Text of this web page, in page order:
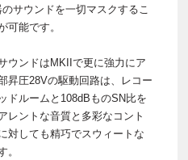
サウンドを一切マスクするこ
可能です。
ウンドはMKIIで更に強力にア
昇圧28Vの駆動回路は、レコー
ドルームと108dBものSN比を
レントな音質と多彩なコント
対しても精巧でスウィートな
。